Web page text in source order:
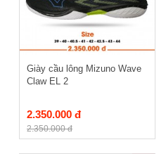
Giày cầu lông Mizuno Wave
Claw EL 2
2.350.000 đ
2.350.000 đ